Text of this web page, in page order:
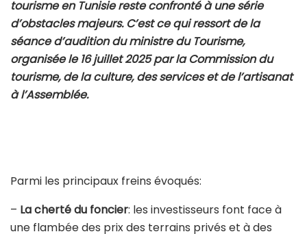
tourisme en Tunisie reste confronté à une série
d’obstacles majeurs. C’est ce qui ressort de la
séance d’audition du ministre du Tourisme,
organisée le 16 juillet 2025 par la Commission du
tourisme, de la culture, des services et de l’artisanat
à l’Assemblée.
Parmi les principaux freins évoqués:
– La cherté du foncier: les investisseurs font face à
une flambée des prix des terrains privés et à des